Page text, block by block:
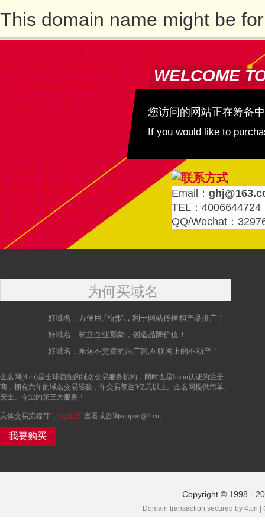
This domain name might be
WELCOME
您访问的网站正在筹备
If you would like to
Email：
TEL：4006644724
QQ/Wechat：
为何买域名
好域名，方便用户记忆，利于网站传播和产品推广！
好域名，树立企业形象，创造品牌价值！
好域名，永远不交费的活广告,互联网上的不动产！
金名网(4.cn)是全球领先的域名交易服务机构，同时也是Icann认证的注册
商，拥有六年的域名交易经验，年交易额达3亿元以上。金名网提供简单、
安全、专业的第三方服务！
具体交易流程可“点击这里”查看或咨询support@4.cn。
我要购买
Copyright © 1998 -
Domain transaction secured by 4.cn